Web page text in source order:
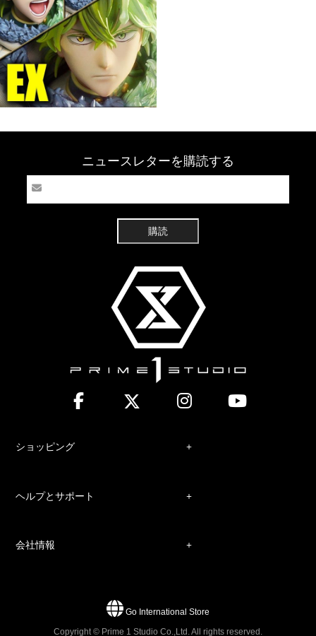
ニュースレターを購読する
購読
ショッピング
ヘルプとサポート
会社情報
Go International Store
Copyright © Prime 1 Studio Co.,Ltd. All rights reserved.